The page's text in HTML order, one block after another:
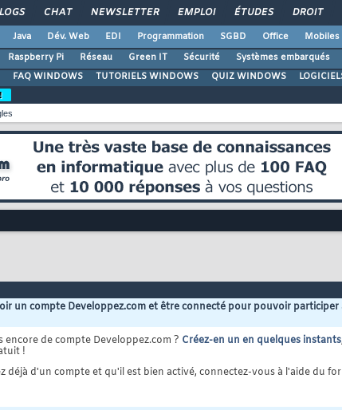
CHAT NEWSLETTER EMPLOI ÉTUDES DROIT
Java Dév. Web EDI Programmation SGBD Office Mobiles
Raspberry Pi Réseau Green IT Sécurité Systèmes embarqués
FAQ WINDOWS TUTORIELS WINDOWS QUIZ WINDOWS
un compte Developpez.com et être connecté pour pouvoir participer
encore de compte Developpez.com ? Créez-en un en quelques instants
!
déjà d'un compte et qu'il est bien activé, connectez-vous à l'aide du